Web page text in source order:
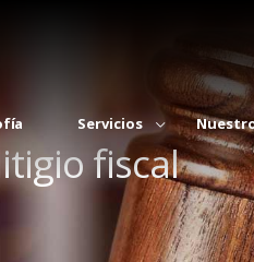
Servicios
fiscal